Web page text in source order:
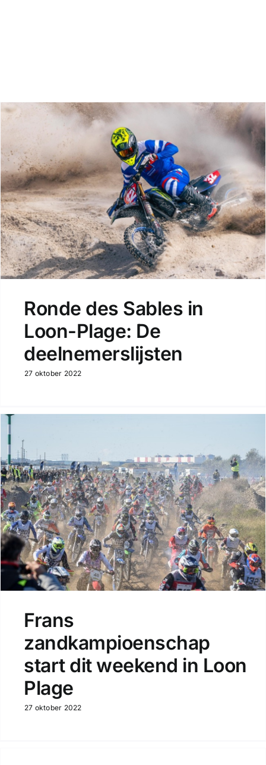
Ronde des Sables in
Loon-Plage: De
deelnemerslijsten
27 oktober 2022
Frans
zandkampioenschap
start dit weekend in Loon
Plage
27 oktober 2022